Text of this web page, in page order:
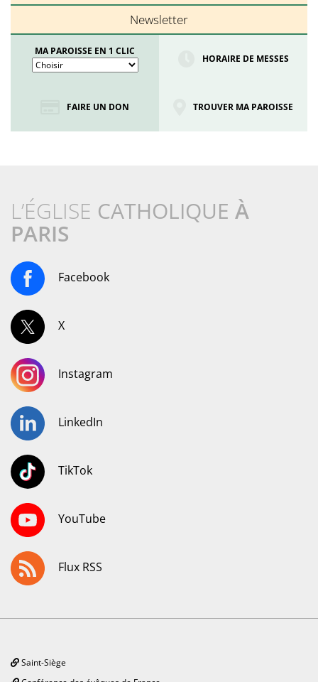
Newsletter
MA PAROISSE EN 1 CLIC
HORAIRE DE MESSES
FAIRE UN DON TROUVER MA PAROISSE
L’ÉGLISE CATHOLIQUE À
PARIS
Facebook
X
Instagram
LinkedIn
TikTok
YouTube
Flux RSS
Saint-Siège